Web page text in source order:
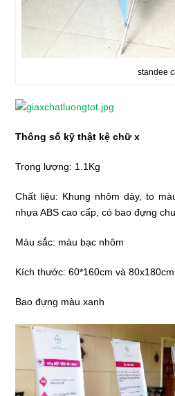
standee chữ x điều
Thông số kỹ thật kệ chữ x
Trọng lượng: 1.1Kg
Chất liệu: Khung nhôm dày, to
nhựa ABS cao cấp, có bao đựng
Màu sắc: màu bạc nhôm
Kích thước: 60*160cm và
Bao đựng màu xanh